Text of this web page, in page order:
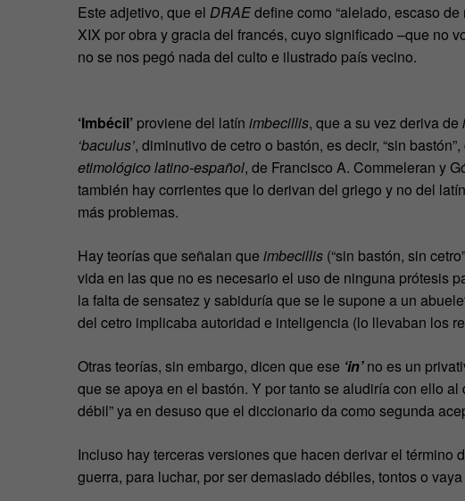
Este adjetivo, que el DRAEdefine como “alelado, escaso
XIX por obra y gracia del francés, cuyo significado –que no
no se nos pegó nada del culto e ilustrado país vecino.
‘Imbécil’ proviene del latín imbecillis, que a su vez deriva de
‘baculus’, diminutivo de cetro o bastón, es decir, “sin
etimológico latino-español, de Francisco A. Commeleran y
también hay corrientes que lo derivan del griego y no del
más problemas.
Hay teorías que señalan que imbecillis (“sin bastón, sin
vida en las que no es necesario el uso de ninguna prótesis
la falta de sensatez y sabiduría que se le supone a un
del cetro implicaba autoridad e inteligencia (lo llevaban los
Otras teorías, sin embargo, dicen que ese ‘in’no es un
que se apoya en el bastón. Y por tanto se aludiría con ello
débil” ya en desuso que el diccionario da como segunda
Incluso hay terceras versiones que hacen derivar el término
guerra, para luchar, por ser demasiado débiles, tontos o